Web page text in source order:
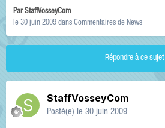
ParStaffVosseyCom
le 30 juin 2009 dans Commentaires de News
Répondre à ce sujet
StaffVosseyCom
Posté(e) le 30 juin 2009